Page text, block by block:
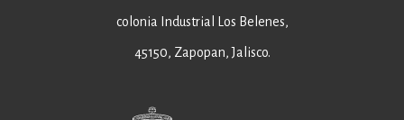
colonia Industrial Los Belenes,
45150, Zapopan, Jalisco.